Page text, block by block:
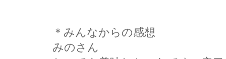
＊みんなからの感想
みのさん